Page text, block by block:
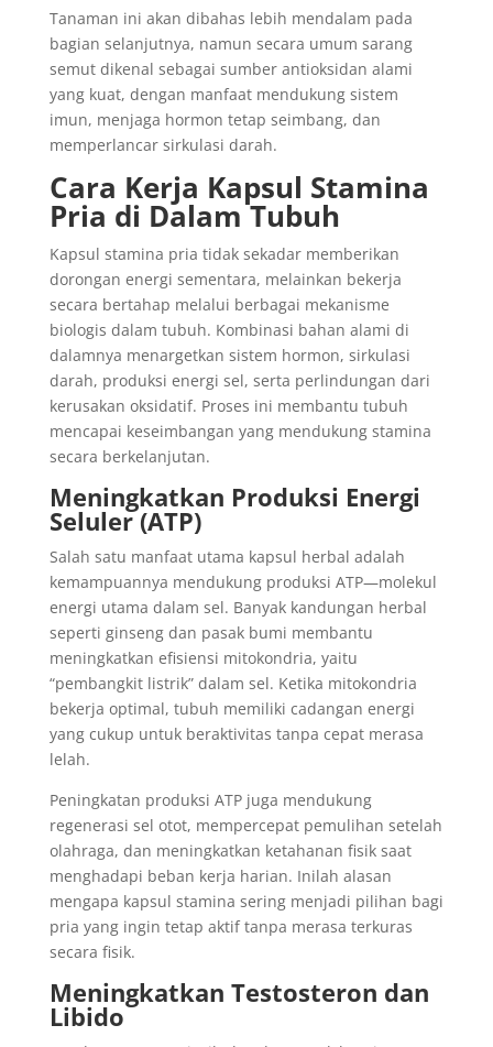
Tanaman ini akan dibahas lebih mendalam pada
bagian selanjutnya, namun secara umum sarang
semut dikenal sebagai sumber antioksidan alami
yang kuat, dengan manfaat mendukung sistem
imun, menjaga hormon tetap seimbang, dan
memperlancar sirkulasi darah.
Cara Kerja Kapsul Stamina
Pria di Dalam Tubuh
Kapsul stamina pria tidak sekadar memberikan
dorongan energi sementara, melainkan bekerja
secara bertahap melalui berbagai mekanisme
biologis dalam tubuh. Kombinasi bahan alami di
dalamnya menargetkan sistem hormon, sirkulasi
darah, produksi energi sel, serta perlindungan dari
kerusakan oksidatif. Proses ini membantu tubuh
mencapai keseimbangan yang mendukung stamina
secara berkelanjutan.
Meningkatkan Produksi Energi
Seluler (ATP)
Salah satu manfaat utama kapsul herbal adalah
kemampuannya mendukung produksi ATP—molekul
energi utama dalam sel. Banyak kandungan herbal
seperti ginseng dan pasak bumi membantu
meningkatkan efisiensi mitokondria, yaitu
“pembangkit listrik” dalam sel. Ketika mitokondria
bekerja optimal, tubuh memiliki cadangan energi
yang cukup untuk beraktivitas tanpa cepat merasa
lelah.
Peningkatan produksi ATP juga mendukung
regenerasi sel otot, mempercepat pemulihan setelah
olahraga, dan meningkatkan ketahanan fisik saat
menghadapi beban kerja harian. Inilah alasan
mengapa kapsul stamina sering menjadi pilihan bagi
pria yang ingin tetap aktif tanpa merasa terkuras
secara fisik.
Meningkatkan Testosteron dan
Libido